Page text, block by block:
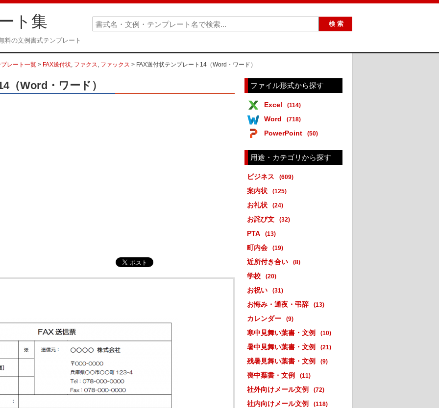
ト集
料の文例書式テンプレート
レート一覧 > FAX送付状, ファクス, ファックス > FAX送付状テンプレート14（Word・ワード）
（Word・ワード） ファイル形式から探す
Excel (114)
Word (718)
PowerPoint (50)
用途・カテゴリから探す
ビジネス (609)
案内状 (125)
お礼状 (24)
お詫び文 (32)
PTA (13)
町内会 (19)
近所付き合い (8)
学校 (20)
お祝い (31)
お悔み・通夜・弔辞 (13)
カレンダー (9)
寒中見舞い葉書・文例 (10)
暑中見舞い葉書・文例 (21)
残暑見舞い葉書・文例 (9)
喪中葉書・文例 (11)
社外向けメール文例 (72)
社内向けメール文例 (118)